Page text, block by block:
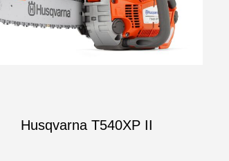
Husqvarna T540XP II